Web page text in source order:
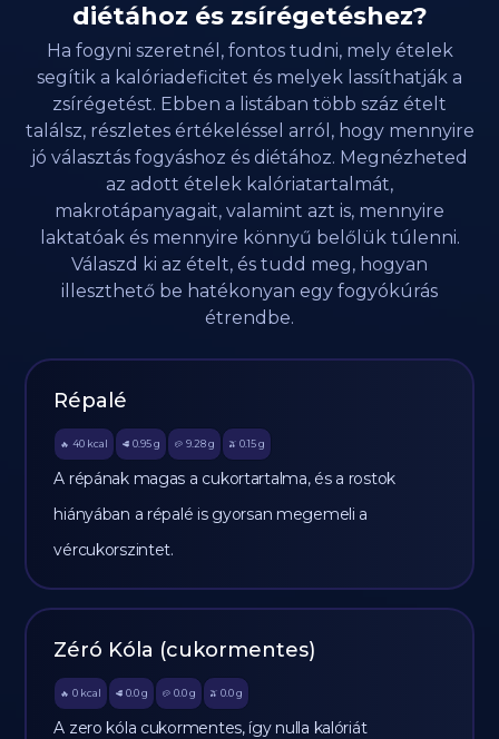
diétához és zsírégetéshez?
Ha fogyni szeretnél, fontos tudni, mely ételek
segítik a kalóriadeficitet és melyek lassíthatják a
zsírégetést. Ebben a listában több száz ételt
találsz, részletes értékeléssel arról, hogy mennyire
jó választás fogyáshoz és diétához. Megnézheted
az adott ételek kalóriatartalmát,
makrotápanyagait, valamint azt is, mennyire
laktatóak és mennyire könnyű belőlük túlenni.
Válaszd ki az ételt, és tudd meg, hogyan
illeszthető be hatékonyan egy fogyókúrás
étrendbe.
Répalé
🔥 40 kcal 🥩 0.95 g 🥔 9.28g 🫒 0.15 g
A répának magas a cukortartalma, és a rostok
hiányában a répalé is gyorsan megemeli a
vércukorszintet.
Zéró Kóla (cukormentes)
🔥 0 kcal 🥩 0.0 g 🥔 0.0g 🫒 0.0 g
A zero kóla cukormentes, így nulla kalóriát